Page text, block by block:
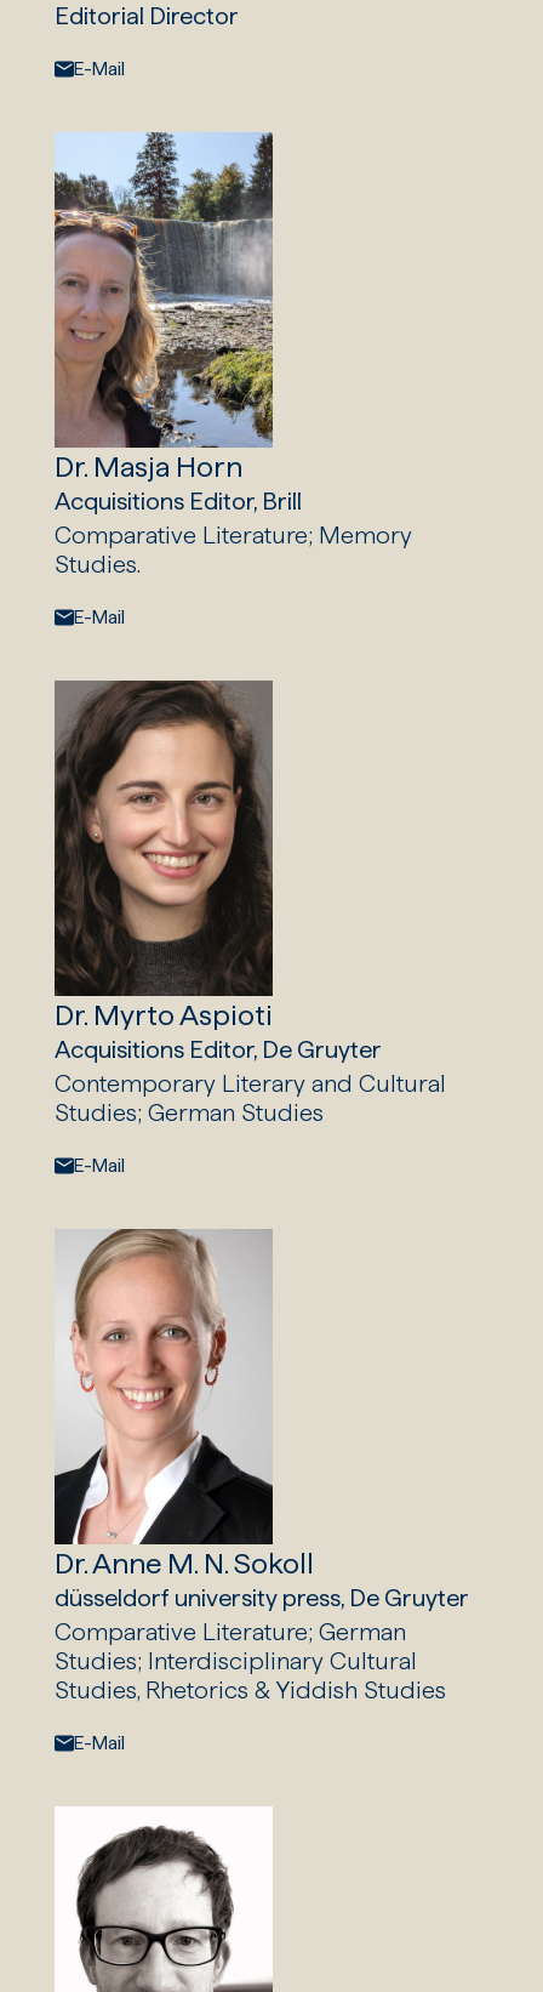
Editorial Director
E-Mail:
E-Mail
Dr. Masja Horn
Acquisitions Editor, Brill
Comparative Literature; Memory
Studies.
E-Mail:
E-Mail
Dr. Myrto Aspioti
Acquisitions Editor, De Gruyter
Contemporary Literary and Cultural
Studies; German Studies
E-Mail:
E-Mail
Dr. Anne M. N. Sokoll
düsseldorf university press, De Gruyter
Comparative Literature; German
Studies; Interdisciplinary Cultural
Studies, Rhetorics & Yiddish Studies
E-Mail:
E-Mail